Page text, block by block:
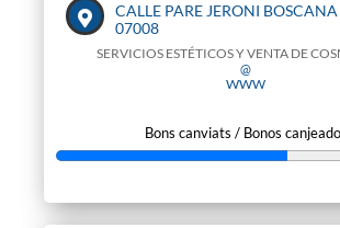
CALLE PARE JERONI
07008
SERVICIOS ESTÉTICOS Y VENTA DE
@
WWW
Bons canviats / Bonos